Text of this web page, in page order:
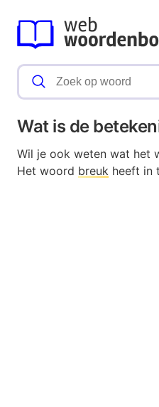
Wat is de
Wil je ook weten wat het
Het woord breuk heeft in